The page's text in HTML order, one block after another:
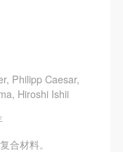
Philipp Caesar,
Hiroshi Ishii
合材料。
法律法规规定。
，纸质档—式二
法律效力。
的全部义务，未
法律法规规定。
，纸质档—式二
法律效力。
的全部义务，未
法律法规规定。
，纸质档—式二
法律效力。
的全部义务，未